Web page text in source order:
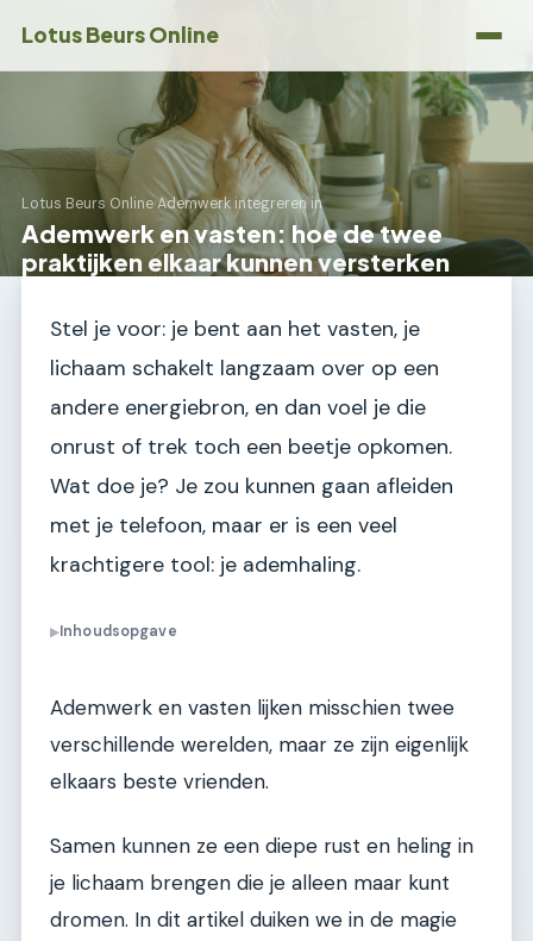
Lotus Beurs Online
Lotus Beurs Online›Ademwerk integreren in
Ademwerk en vasten: hoe de twee
praktijken elkaar kunnen versterken
Stel je voor: je bent aan het vasten, je
lichaam schakelt langzaam over op een
andere energiebron, en dan voel je die
onrust of trek toch een beetje opkomen.
Wat doe je? Je zou kunnen gaan afleiden
met je telefoon, maar er is een veel
krachtigere tool: je ademhaling.
▶Inhoudsopgave
Ademwerk en vasten lijken misschien twee
verschillende werelden, maar ze zijn eigenlijk
elkaars beste vrienden.
Samen kunnen ze een diepe rust en heling in
je lichaam brengen die je alleen maar kunt
dromen. In dit artikel duiken we in de magie